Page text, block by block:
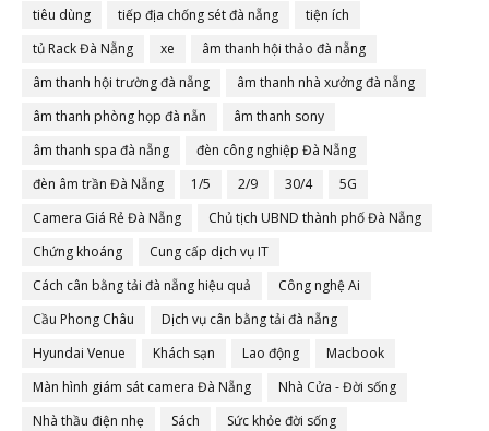
tiêu dùng
tiếp địa chống sét đà nẵng
tiện ích
tủ Rack Đà Nẵng
xe
âm thanh hội thảo đà nẵng
âm thanh hội trường đà nẵng
âm thanh nhà xưởng đà nẵng
âm thanh phòng họp đà nẵn
âm thanh sony
âm thanh spa đà nẵng
đèn công nghiệp Đà Nẵng
đèn âm trần Đà Nẵng
1/5 2/9 30/4
5G
Camera Giá Rẻ Đà Nẵng
Chủ tịch UBND thành phố Đà Nẵng
Chứng khoáng
Cung cấp dịch vụ IT
Cách cân bằng tải đà nẵng hiệu quả
Công nghệ Ai
Cầu Phong Châu
Dịch vụ cân bằng tải đà nẵng
Hyundai Venue
Khách sạn Lao động
Macbook
Màn hình giám sát camera Đà Nẵng
Nhà Cửa - Đời sống
Nhà thầu điện nhẹ
Sách
Sức khỏe đời sống